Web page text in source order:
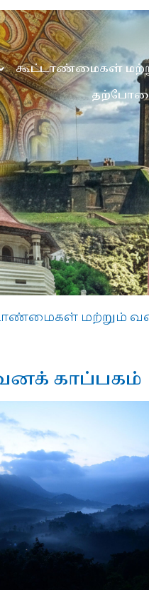
கூட்டாண்மைகள்
மற்றும்
காப்பகம்